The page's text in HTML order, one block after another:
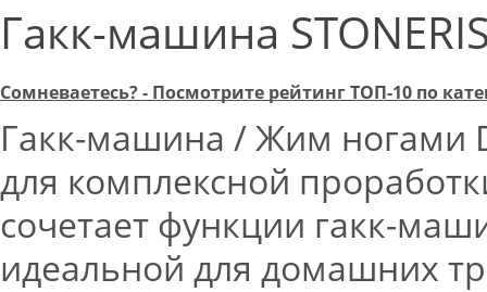
Гакк-машина
Сомневаетесь? - Посмотрите рейтинг ТОП-10 по
Гакк-машина / Жим ногами
для комплексной
сочетает функции гакк-
идеальной для домашних